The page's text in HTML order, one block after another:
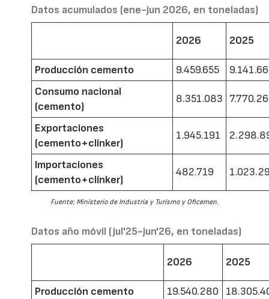
Datos acumulados (ene-jun 2026, en toneladas)
2026 2025
Producción cemento 9.459.655
Consumo nacional
(cemento)
8.351.083
Exportaciones
(cemento+clínker)
1.945.191
Importaciones
(cemento+clínker)
482.719
Fuente: Ministerio de Industria y Turismo y Oficemen.
Datos año móvil (jul'25-jun'26, en toneladas)
2026 2025
Producción cemento 19.540.280